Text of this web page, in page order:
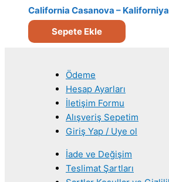
California Casanova –
Sepete Ekle
Ödeme
Hesap Ayarları
İletişim Formu
Alışveriş Sepetim
Giriş Yap / Uye ol
İade ve Değişim
Teslimat Şartları